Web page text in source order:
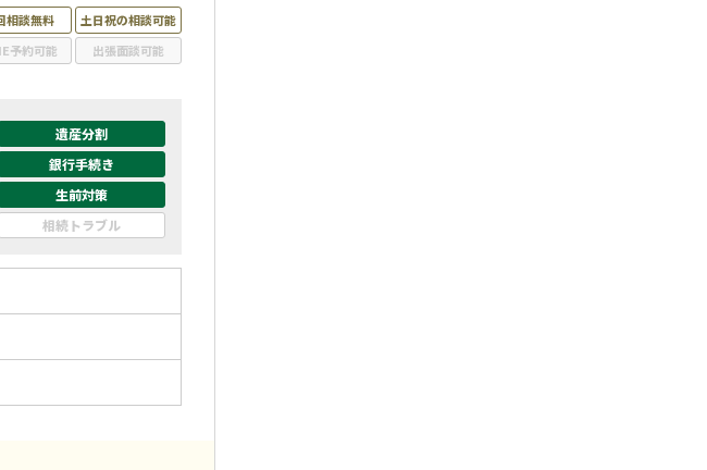
相談無料
土日祝の相談可能
予約可能 出張面談可能
遺産分割
銀行手続き
生前対策
相続トラブル